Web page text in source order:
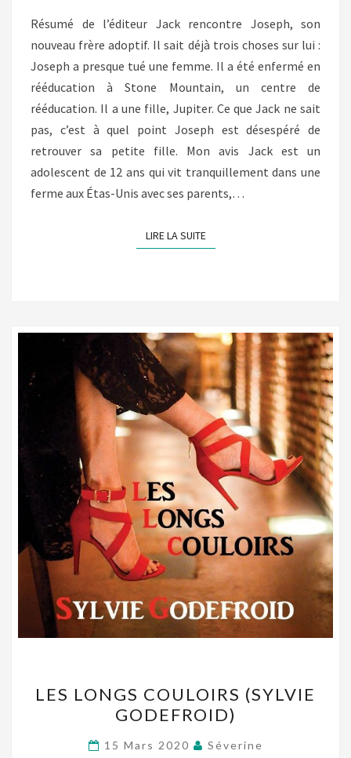
Résumé de l’éditeur Jack rencontre Joseph, son
nouveau frère adoptif. Il sait déjà trois choses sur lui :
Joseph a presque tué une femme. Il a été enfermé en
rééducation à Stone Mountain, un centre de
rééducation. Il a une fille, Jupiter. Ce que Jack ne sait
pas, c’est à quel point Joseph est désespéré de
retrouver sa petite fille. Mon avis Jack est un
adolescent de 12 ans qui vit tranquillement dans une
ferme aux Étas-Unis avec ses parents,…
LIRE LA SUITELIRE LA SUITE
LONGS
COULOIRS
(SYLVIE
LES LONGS COULOIRS (SYLVIE
GODEFROID)
15 Mars 2020 Séverine